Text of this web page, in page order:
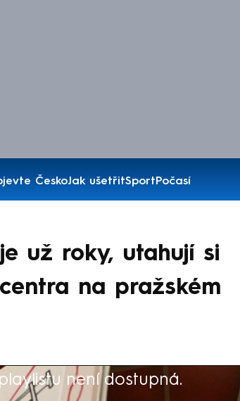
ČeskoJak ušetřitSportPočasí
už roky, utahují si
na pražském
není dostupná.